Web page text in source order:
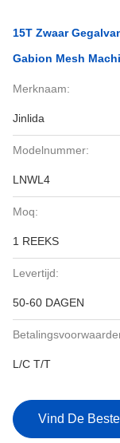
15T Zwaar
Gabion Mesh
Merknaam:
Jinlida
Modelnummer:
LNWL4
Moq:
1 REEKS
Levertijd:
50-60 DAGEN
L/C T/T
Vind De